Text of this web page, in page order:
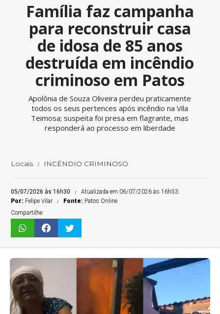
Família faz campanha
para reconstruir casa
de idosa de 85 anos
destruída em incêndio
criminoso em Patos
Apolônia de Souza Oliveira perdeu praticamente
todos os seus pertences após incêndio na Vila
Teimosa; suspeita foi presa em flagrante, mas
responderá ao processo em liberdade
Locais INCÊNDIO CRIMINOSO
05/07/2026 às 16h30
Atualizada em 06/07/2026 às 16h53
Por: Felipe Vilar Fonte: Patos Online
Compartilhe: